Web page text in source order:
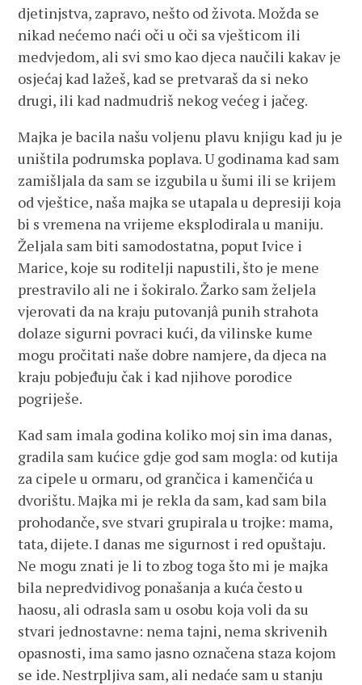
djetinjstva, zapravo, nešto od života. Možda se
nikad nećemo naći oči u oči sa vješticom ili
medvjedom, ali svi smo kao djeca naučili kakav je
osjećaj kad lažeš, kad se pretvaraš da si neko
drugi, ili kad nadmudriš nekog većeg i jačeg.
Majka je bacila našu voljenu plavu knjigu kad ju je
uništila podrumska poplava. U godinama kad sam
zamišljala da sam se izgubila u šumi ili se krijem
od vještice, naša majka se utapala u depresiji koja
bi s vremena na vrijeme eksplodirala u maniju.
Željala sam biti samodostatna, poput Ivice i
Marice, koje su roditelji napustili, što je mene
prestravilo ali ne i šokiralo. Žarko sam željela
vjerovati da na kraju putovanjâ punih strahota
dolaze sigurni povraci kući, da vilinske kume
mogu pročitati naše dobre namjere, da djeca na
kraju pobjeđuju čak i kad njihove porodice
pogriješe.
Kad sam imala godina koliko moj sin ima danas,
gradila sam kućice gdje god sam mogla: od kutija
za cipele u ormaru, od grančica i kamenčića u
dvorištu. Majka mi je rekla da sam, kad sam bila
prohodanče, sve stvari grupirala u trojke: mama,
tata, dijete. I danas me sigurnost i red opuštaju.
Ne mogu znati je li to zbog toga što mi je majka
bila nepredvidivog ponašanja a kuća često u
haosu, ali odrasla sam u osobu koja voli da su
stvari jednostavne: nema tajni, nema skrivenih
opasnosti, ima samo jasno označena staza kojom
se ide. Nestrpljiva sam, ali nedaće sam u stanju